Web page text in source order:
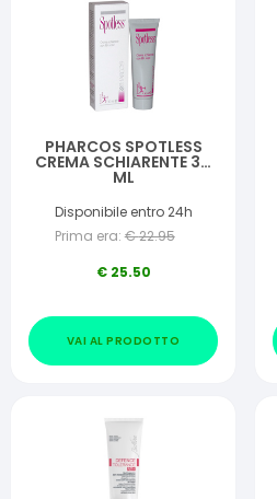
PHARCOS SPOTLESS
CREMA SCHIARENTE 30
ML
Disponibile entro 24h
Prima era: €22.95
€ 25.50
VAI AL PRODOTTO